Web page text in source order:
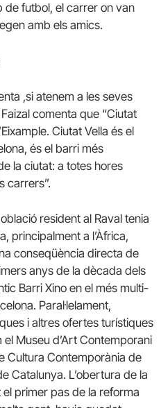
de futbol, el carrer on van
amb els amics.
,si atenem a les seves
comenta que “Ciutat
Ciutat Vella és el
és el barri més
la ciutat: a totes hores
carrers”.
resident al Raval tenia
principalment a l’Àfrica,
conseqüència directa de
anys de la dècada dels
Barri Xino en el més multi-
Paral·lelament,
i altres ofertes turístiques
el Museu d’Art Contemporani
Cultura Contemporània de
Catalunya. L’obertura de la
el primer pas de la reforma